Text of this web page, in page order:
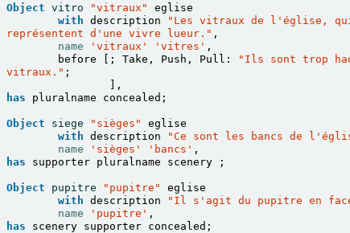
Object vitro "vitraux"
eglise
with description
"Les vitraux de l'église,
représentent d'une vivre lueur." ,
name
'vitraux' 'vitres' ,
before
[; Take , Push , Pull :
"Ils sont trop
vitraux." ;
],
has
pluralname concealed ;
Object siege "sièges"
eglise
with description "Ce sont les bancs de
name
'sièges' 'bancs' ,
has
supporter pluralname scenery ;
Object pupitre "pupitre"
eglise
with description "Il s'agit du pupitre en
name
'pupitre' ,
has
scenery supporter concealed ;